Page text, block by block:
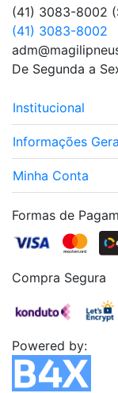
(41) 3083-8002
(41) 3083-8002
De Segunda a
Institucional
Informações
Minha Conta
Formas de
Compra Segura
Powered by: